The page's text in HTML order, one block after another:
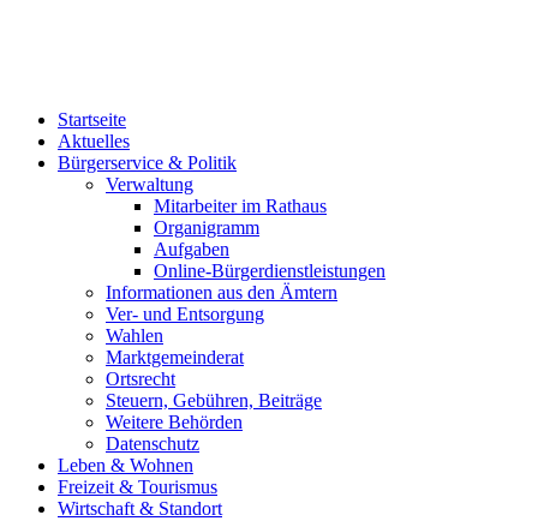
Startseite
Aktuelles
Bürgerservice & Politik
Verwaltung
Mitarbeiter im Rathaus
Organigramm
Aufgaben
Online-Bürgerdienstleistungen
Informationen aus den Ämtern
Ver- und Entsorgung
Wahlen
Marktgemeinderat
Ortsrecht
Steuern, Gebühren, Beiträge
Weitere Behörden
Datenschutz
Leben & Wohnen
Freizeit & Tourismus
Wirtschaft & Standort